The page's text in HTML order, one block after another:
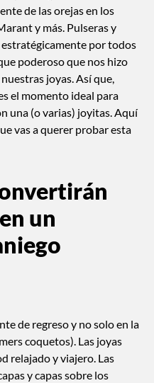
de las orejas en los
y más. Pulseras y
por todos
poderoso que nos hizo
joyas. Así que,
el momento ideal para
una (o varias) joyitas. Aquí
vas a querer probar esta
un
de regreso y no solo en la
coquetos). Las joyas
relajado y viajero. Las
y capas sobre los